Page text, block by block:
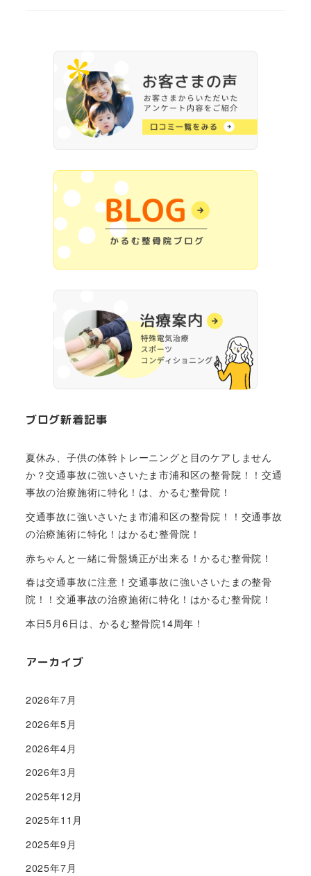
ブログ新着記事
夏休み、子供の体幹トレーニングと目のケアしません
か？交通事故に強いさいたま市浦和区の整骨院！！交通
事故の治療施術に特化！は、かるむ整骨院！
交通事故に強いさいたま市浦和区の整骨院！！交通事故
の治療施術に特化！はかるむ整骨院！
赤ちゃんと一緒に骨盤矯正が出来る！かるむ整骨院！
春は交通事故に注意！交通事故に強いさいたまの整骨
院！！交通事故の治療施術に特化！はかるむ整骨院！
本日5月6日は、かるむ整骨院14周年！
アーカイブ
2026年7月
2026年5月
2026年4月
2026年3月
2025年12月
2025年11月
2025年9月
2025年7月